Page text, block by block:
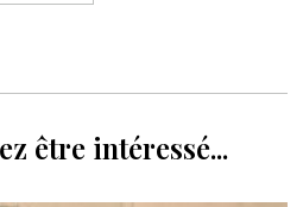
être intéressé...